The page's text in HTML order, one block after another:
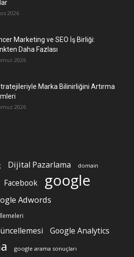
2026
Marketing ve SEO İş Birliği:
Daha Fazlası
2026
Marka Bilinirliğini Artırma
2026
Dijital Pazarlama domain
Facebook google
Adwords
Google Analytics
google arama sonuçları